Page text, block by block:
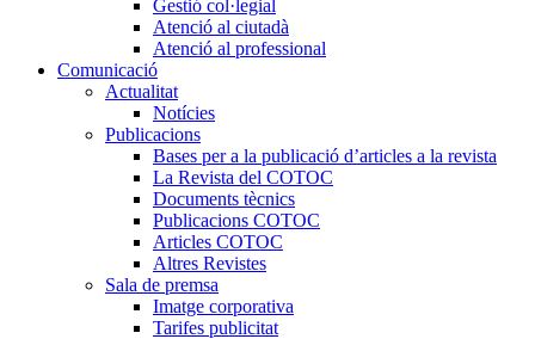
Gestió col·legial
Atenció al ciutadà
Atenció al professional
Comunicació
Actualitat
Notícies
Publicacions
Bases per a la publicació d’articles a la revista
La Revista del COTOC
Documents tècnics
Publicacions COTOC
Articles COTOC
Altres Revistes
Sala de premsa
Imatge corporativa
Tarifes publicitat